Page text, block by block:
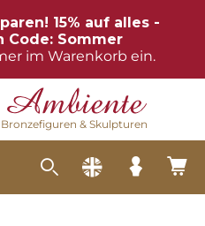
15% auf alles -
Code: Sommer
im Warenkorb ein.
& Skulpturen